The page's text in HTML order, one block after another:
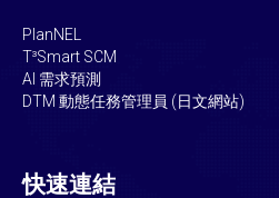
PlanNEL
T³Smart SCM
AI 需求預測
DTM 動態任務管理員 (日文網站)
快速連結